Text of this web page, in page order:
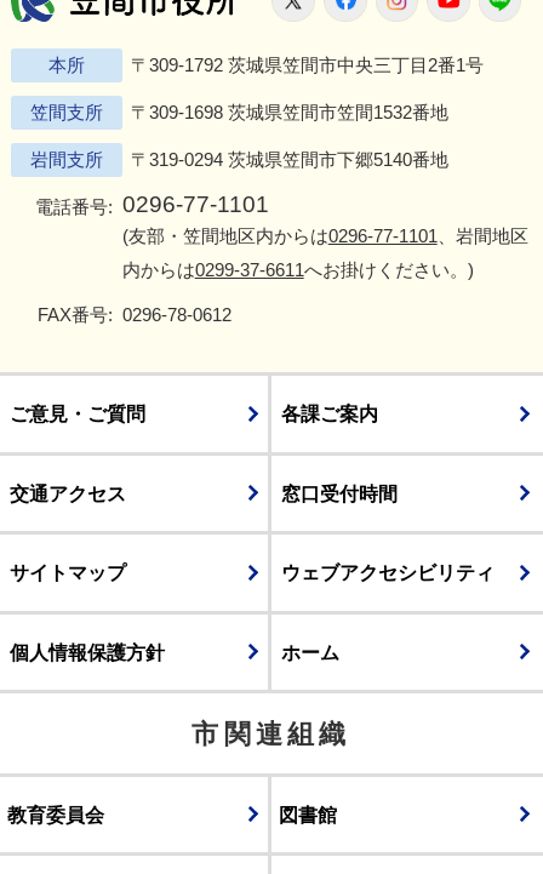
本所 〒309-1792 茨城県笠間市中央三丁目2番1号
笠間支所 〒309-1698 茨城県笠間市笠間1532番地
岩間支所 〒319-0294 茨城県笠間市下郷5140番地
電話番号: 0296-77-1101
(友部・笠間地区内からは0296-77-1101、岩間地区
内からは0299-37-6611へお掛けください。)
FAX番号: 0296-78-0612
ご意見・ご質問 各課ご案内
交通アクセス 窓口受付時間
サイトマップ ウェブアクセシビリティ
個人情報保護方針 ホーム
市関連組織
教育委員会 図書館